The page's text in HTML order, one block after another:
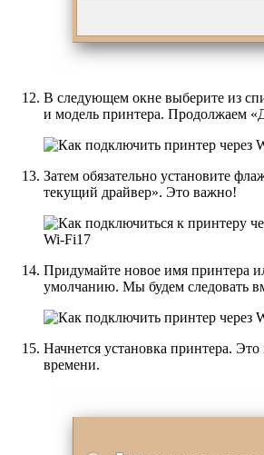
В следующем окне выберите из
и модель принтера. Продолжаем
Затем обязательно установите
текущий драйвер». Это важно!
Придумайте новое имя принтера
умолчанию. Мы будем следовать
Начнется установка принтера.
времени.